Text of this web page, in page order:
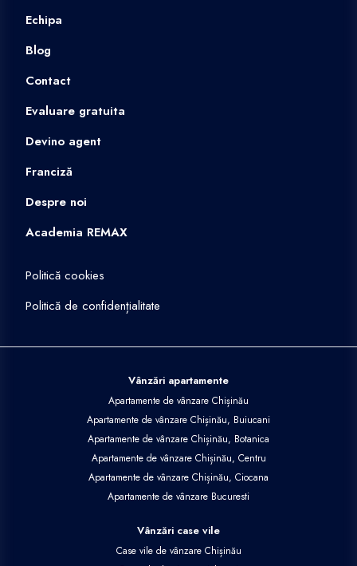
Echipa
Blog
Contact
Evaluare gratuita
Devino agent
Franciză
Despre noi
Academia REMAX
Politică cookies
Politică de confidențialitate
Vânzări apartamente
Apartamente de vânzare Chișinău
Apartamente de vânzare Chișinău, Buiucani
Apartamente de vânzare Chișinău, Botanica
Apartamente de vânzare Chișinău, Centru
Apartamente de vânzare Chișinău, Ciocana
Apartamente de vânzare Bucuresti
Vânzări case vile
Case vile de vânzare Chișinău